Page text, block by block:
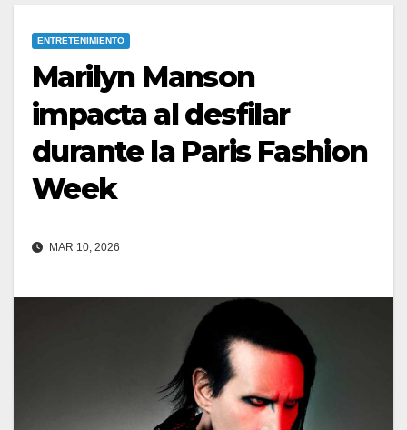
ENTRETENIMIENTO
Marilyn Manson
impacta al desfilar
durante la Paris Fashion
Week
MAR 10, 2026